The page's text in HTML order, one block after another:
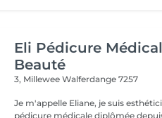
Eli Pédicure
Beauté
3, MilleweeWalferdange 7257
Je m'appelle Eliane, je suis
pédicure médicale diplômée